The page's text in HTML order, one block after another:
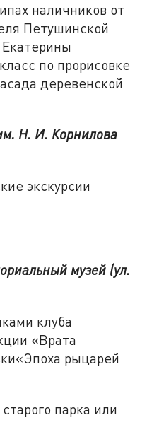
наличников от
Петушинской
по прорисовке
деревенской
Н. И. Корнилова
экскурсии
музей (ул.
клуба
«Врата
рыцарей
парка или